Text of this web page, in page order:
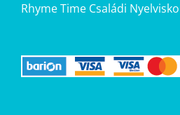
Rhyme Time Családi